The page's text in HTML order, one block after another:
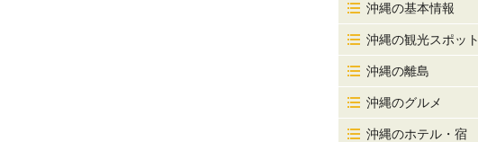
沖縄の基本情報
沖縄の観光スポット
沖縄の離島
沖縄のグルメ
沖縄のホテル・宿